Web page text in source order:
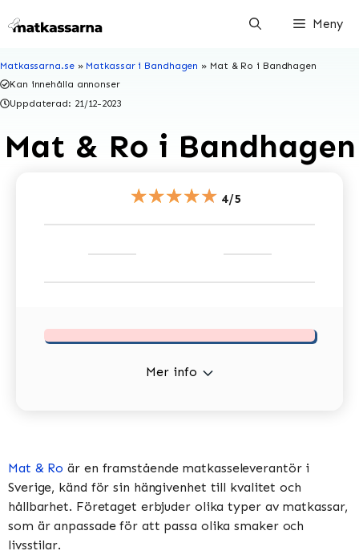
till
Meny
Matkassarna.se» Matkassar i Bandhagen » Mat & Ro i Bandhagen
Kan innehålla annonser
Uppdaterad: 21/12-2023
Mat & Ro i Bandhagen
★★★★★ 4/5
Mer info
Mat & Ro är en framstående matkasseleverantör i
Sverige, känd för sin hängivenhet till kvalitet och
hållbarhet. Företaget erbjuder olika typer av matkassar,
som är anpassade för att passa olika smaker och
livsstilar.